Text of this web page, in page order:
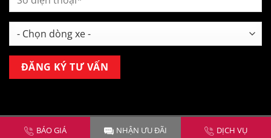
Copyright 2026 © Mitsubishi Kim Liên Hà Nội
BÁO GIÁ NHẬN ƯU ĐÃI DỊCH VỤ